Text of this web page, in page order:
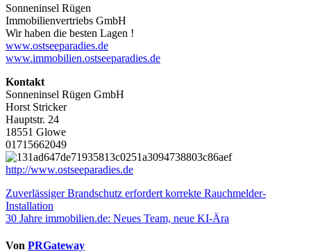
Sonneninsel Rügen
Immobilienvertriebs GmbH
Wir haben die besten Lagen !
www.ostseeparadies.de
www.immobilien.ostseeparadies.de
Kontakt
Sonneninsel Rügen GmbH
Horst Stricker
Hauptstr. 24
18551 Glowe
01715662049
http://www.ostseeparadies.de
Beitragsnavigation
Zuverlässiger Brandschutz erfordert korrekte Rauchmelder-
Installation
30 Jahre immobilien.de: Neues Team, neue KI-Ära
Von PRGateway